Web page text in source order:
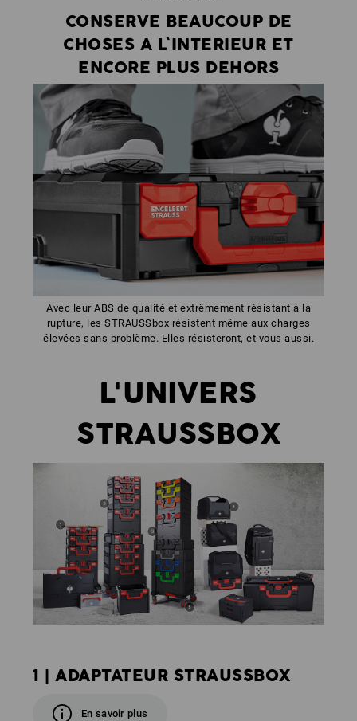
CONSERVE BEAUCOUP DE
CHOSES A L`INTERIEUR ET
ENCORE PLUS DEHORS
Avec leur ABS de qualité et extrêmement résistant à la
rupture, les STRAUSSbox résistent même aux charges
élevées sans problème. Elles résisteront, et vous aussi.
L'UNIVERS
STRAUSSBOX
1 | ADAPTATEUR STRAUSSBOX
En savoir plus